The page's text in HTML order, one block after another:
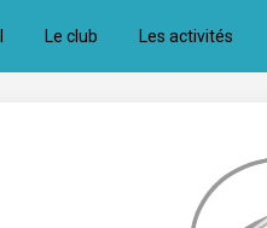
Le club Les activités